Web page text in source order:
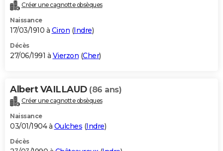
Créer une cagnotte obsèques
Naissance
17/03/1910 à Ciron (Indre)
Décès
27/06/1991 à Vierzon (Cher)
Albert VAILLAUD (86 ans)
Créer une cagnotte obsèques
Naissance
03/01/1904 à Oulches (Indre)
Décès